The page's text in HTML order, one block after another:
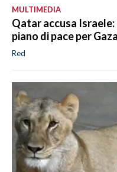
MULTIMEDIA
Qatar accusa
piano di pace per Gaza
Red